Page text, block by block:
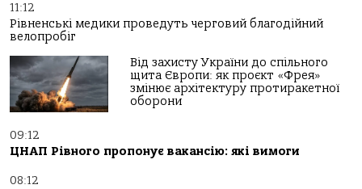
11:12
Рівненські медики проведуть черговий благодійний
велопробіг
Від захисту України до спільного
щита Європи: як проєкт «Фрея»
змінює архітектуру протиракетної
оборони
09:12
ЦНАП Рівного пропонує вакансію: які вимоги
08:12